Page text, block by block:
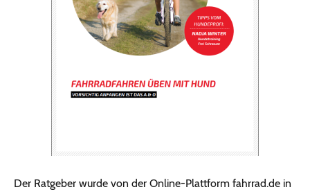
Der Ratgeber wurde von der Online-Plattform fahrrad.de in